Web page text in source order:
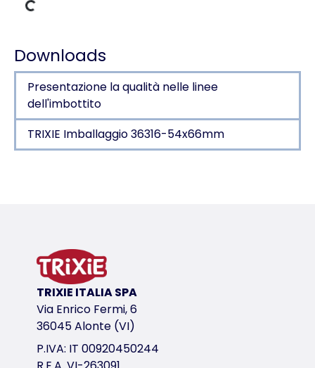
Dati di carico
Downloads
Presentazione la qualità nelle linee
dell'imbottito
TRIXIE Imballaggio 36316-54x66mm
in feltro (poliestere)
forma stabile
cuscino con fodera in peluche (poliestere) e
con cerniera
variante di prodotto
variante di prodotto: numero unico del
TRIXIE ITALIA SPA
Via Enrico Fermi, 6
36045 Alonte (VI)
P.IVA: IT 00920450244